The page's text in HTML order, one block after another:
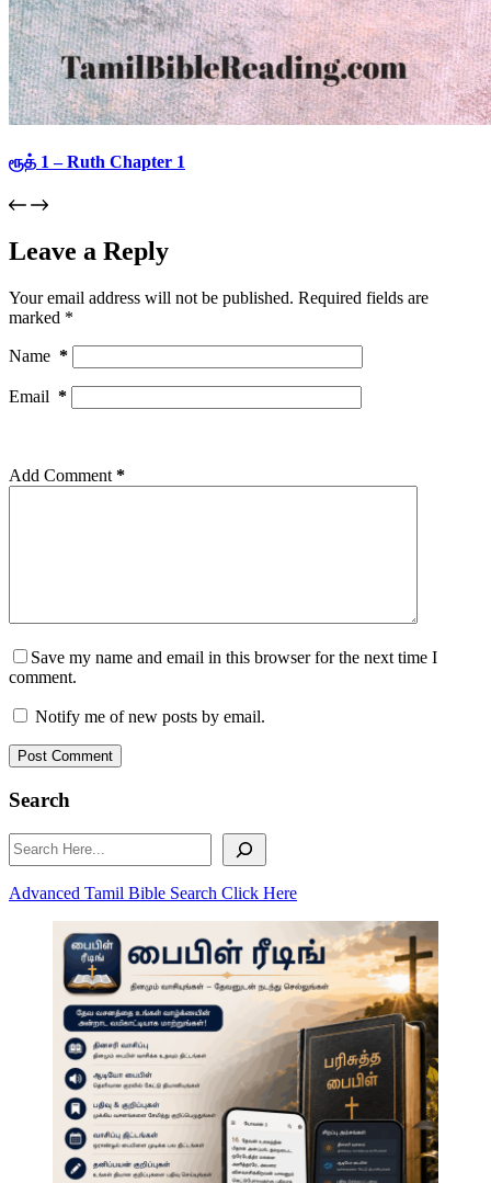
ரூத் 1 – Ruth Chapter 1
Leave a Reply
Your email address will not be published. Required fields are
marked *
Name *
Email *
Add Comment *
Save my name and email in this browser for the next time I
comment.
Notify me of new posts by email.
Post Comment
Search
Search
Advanced Tamil Bible Search Click Here